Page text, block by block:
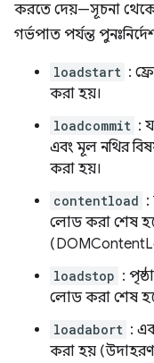
করতে দেয়—সূচনা থেকে
গর্ভপাত পর্যন্ত
loadstart :
করা হয়।
loadcommit :
এবং মূল নথির
করা হয়।
contentload :
লোড করা শেষ
loadstop :
লোড করা শেষ
loadabort :
করা হয়